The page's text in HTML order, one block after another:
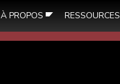
À PROPOS RESSOURCES